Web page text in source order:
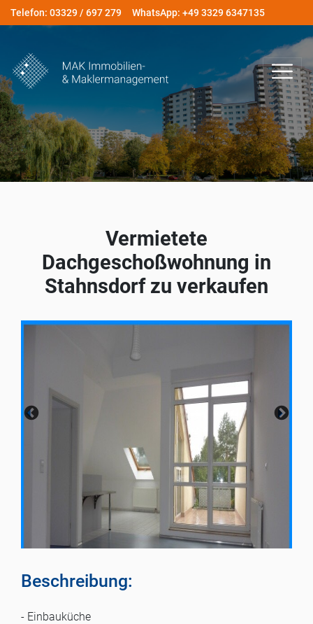
Telefon: 03329 / 697 279 WhatsApp: +49 3329 6347135
Vermietete
Dachgeschoßwohnung in
Stahnsdorf zu verkaufen
Beschreibung:
- Einbauküche